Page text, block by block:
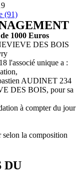
(91)
1000 Euros
DES BOIS
l'associé unique a :
AUDINET 234
DES BOIS, pour sa
à compter du jour
selon la composition
DU